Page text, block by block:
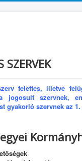
SZERVEK
felettes, illetve
jogosult szervnek,
gyakorló szervnek az